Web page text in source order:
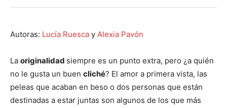
Autoras: Lucía Ruesca y Alexia Pavón
La originalidad siempre es un punto extra, pero ¿a quién
no le gusta un buen cliché? El amor a primera vista, las
peleas que acaban en beso o dos personas que están
destinadas a estar juntas son algunos de los que más